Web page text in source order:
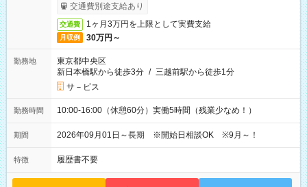
ービス利用可（利用条件有）
交通費別途支給あり
交通費 1ヶ月3万円を上限として実費支給
月収例 30万円～
勤務地
東京都中央区
新日本橋駅から徒歩3分 / 三越前駅から徒歩1分
サ－ビス
勤務時間 10:00-16:00（休憩60分）実働5時間（残業少なめ！）
期間 2026年09月01日～長期 ※開始日相談OK ※9月～！
特徴 履歴書不要